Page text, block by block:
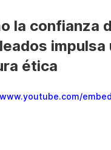
la confianza
impulsa
ética